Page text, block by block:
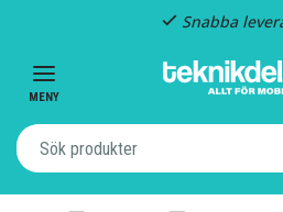
Snabba
MENY